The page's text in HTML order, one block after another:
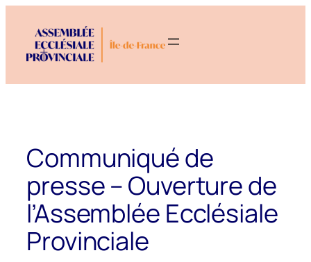
contenu
Communiqué de
presse – Ouverture de
l’Assemblée Ecclésiale
Provinciale